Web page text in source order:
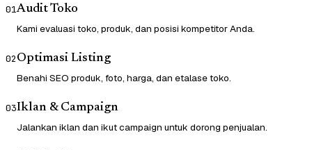
01Audit Toko
Kami evaluasi toko, produk, dan posisi kompetitor Anda.
02Optimasi Listing
Benahi SEO produk, foto, harga, dan etalase toko.
03Iklan & Campaign
Jalankan iklan dan ikut campaign untuk dorong penjualan.